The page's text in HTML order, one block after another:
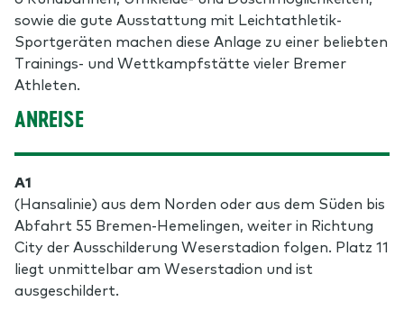
sowie die gute Ausstattung mit Leichtathletik-
Sportgeräten machen diese Anlage zu einer beliebten
Trainings- und Wettkampfstätte vieler Bremer
Athleten.
ANREISE
A1
(Hansalinie) aus dem Norden oder aus dem Süden bis
Abfahrt 55 Bremen-Hemelingen, weiter in Richtung
City der Ausschilderung Weserstadion folgen. Platz 11
liegt unmittelbar am Weserstadion und ist
ausgeschildert.